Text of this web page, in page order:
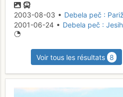
2003-08-03 • Debela peč :
2001-06-24 • Debela peč :
Voir tous les résultats 8